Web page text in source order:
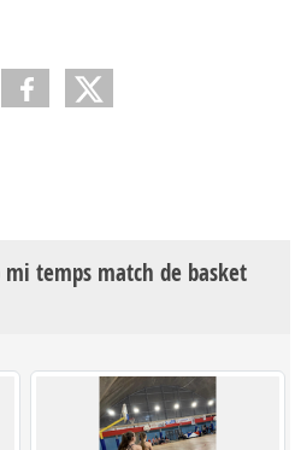
mi temps match de basket